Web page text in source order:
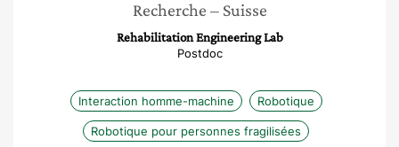
Recherche – Suisse
Rehabilitation Engineering Lab
Postdoc
Interaction homme-machine Robotique
Robotique pour personnes fragilisées